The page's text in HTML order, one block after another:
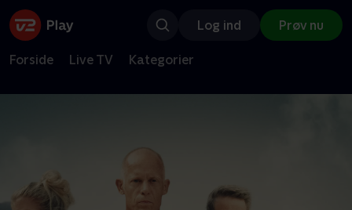
Log ind Prøv nu
Forside Live TV Kategorier